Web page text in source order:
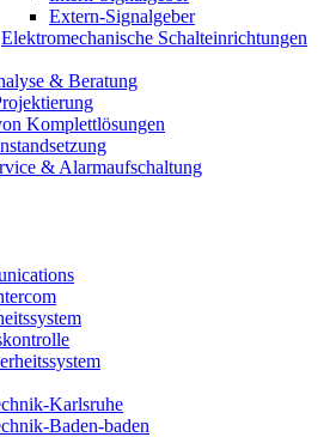
Extern-Signalgeber
Elektromechanische Schalteinrichtungen
& Beratung
Komplettlösungen
& Alarmaufschaltung
Karlsruhe
Baden-baden